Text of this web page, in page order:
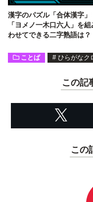
漢字のパズル「合体漢字」
「ヨメノ一木口六人」を
わせてできる二字熟語は？
ことば # ひらがなク
この記
この